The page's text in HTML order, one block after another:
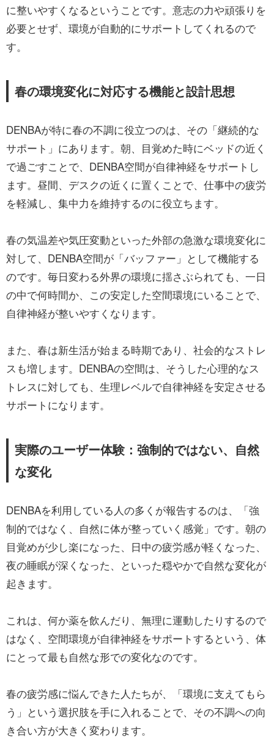
に整いやすくなるということです。意志の力や頑張りを
必要とせず、環境が自動的にサポートしてくれるので
す。
春の環境変化に対応する機能と設計思想
DENBAが特に春の不調に役立つのは、その「継続的な
サポート」にあります。朝、目覚めた時にベッドの近く
で過ごすことで、DENBA空間が自律神経をサポートし
ます。昼間、デスクの近くに置くことで、仕事中の疲労
を軽減し、集中力を維持するのに役立ちます。
春の気温差や気圧変動といった外部の急激な環境変化に
対して、DENBA空間が「バッファー」として機能する
のです。毎日変わる外界の環境に揺さぶられても、一日
の中で何時間か、この安定した空間環境にいることで、
自律神経が整いやすくなります。
また、春は新生活が始まる時期であり、社会的なストレ
スも増します。DENBAの空間は、そうした心理的なス
トレスに対しても、生理レベルで自律神経を安定させる
サポートになります。
実際のユーザー体験：強制的ではない、自然
な変化
DENBAを利用している人の多くが報告するのは、「強
制的ではなく、自然に体が整っていく感覚」です。朝の
目覚めが少し楽になった、日中の疲労感が軽くなった、
夜の睡眠が深くなった、といった穏やかで自然な変化が
起きます。
これは、何か薬を飲んだり、無理に運動したりするので
はなく、空間環境が自律神経をサポートするという、体
にとって最も自然な形での変化なのです。
春の疲労感に悩んできた人たちが、「環境に支えてもら
う」という選択肢を手に入れることで、その不調への向
き合い方が大きく変わります。